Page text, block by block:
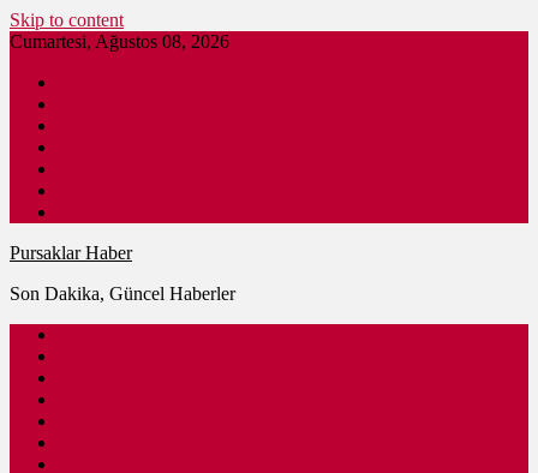
Skip to content
Cumartesi, Ağustos 08, 2026
Pursaklar Haber
Son Dakika, Güncel Haberler